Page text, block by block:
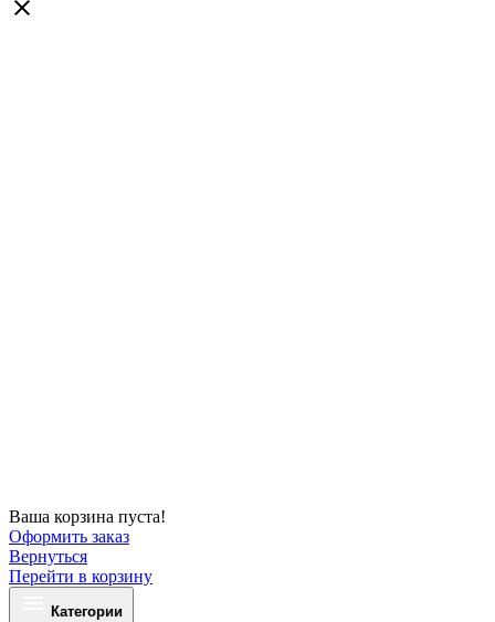
Ваша корзина пуста!
Оформить заказ
Вернуться
Перейти в корзину
Категории